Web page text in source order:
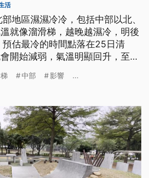
活
地區濕濕冷冷，包括中部以北、
就像溜滑梯，越晚越濕冷，明後
估最冷的時間點落在25日清
開始減弱，氣溫明顯回升，至於
中部 影響 ...